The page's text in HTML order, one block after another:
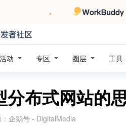
活动 专区 圈层 工具
分布式网站的
企鹅号 - DigitalMedia